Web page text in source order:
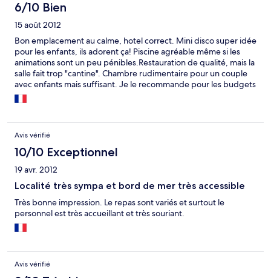
6/10 Bien
15 août 2012
Bon emplacement au calme, hotel correct. Mini disco super idée
pour les enfants, ils adorent ça! Piscine agréable même si les
animations sont un peu pénibles.Restauration de qualité, mais la
salle fait trop "cantine". Chambre rudimentaire pour un couple
avec enfants mais suffisant. Je le recommande pour les budgets
restreints qui veulent avoir un service de bonne qualité.
Avis vérifié
10/10 Exceptionnel
19 avr. 2012
Localité très sympa et bord de mer très accessible
Très bonne impression. Le repas sont variés et surtout le
personnel est très accueillant et très souriant.
Avis vérifié